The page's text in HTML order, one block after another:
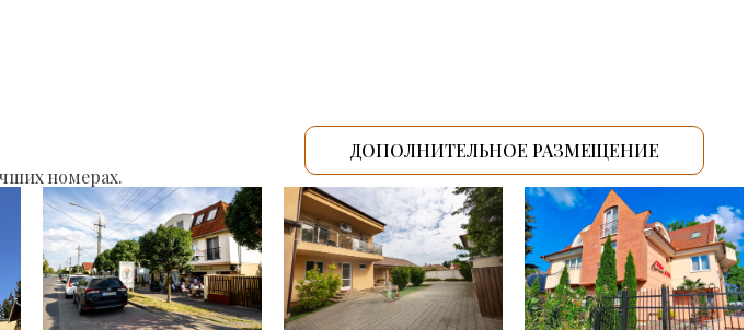
номерах.
ДОПОЛНИТЕЛЬНОЕ РАЗМЕЩЕНИЕ